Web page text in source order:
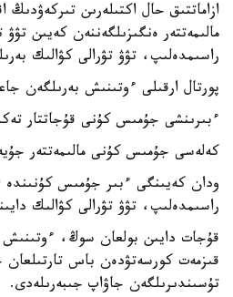
ازاماتتىق حال اكتىلەرىن تىركەۋدىڭ
مالىمەتتەر ەنگىزىلگەننەن كەيىن
راسىمدەلىپ، تۋۋ تۋرالى كۋالىك
پورتال ارقىلى ءوتىنىش بەرىلگەن
ءبىرىنشى جۇمىس كۇنى قۇجاتتار
كەلەسى جۇمىس كۇنى مالىمەتتەر
ودان كەيىنگى ءبىر جۇمىس
راسىمدەلىپ، تۋۋ تۋرالى كۋالىك
قۇجات دايىن بولعان سوڭ، ءوتىنىش
قىزمەت كورسەتۋدەن باس تارتىلعان
تۇسىندىرىلگەن جاۋاپ جىبەرىلەدى.